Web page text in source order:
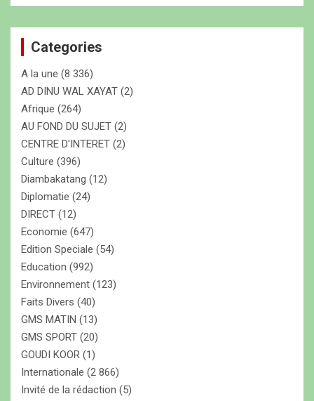
e
c
h
e
r
Categories
A la une (8 336)
AD DINU WAL XAYAT (2)
Afrique (264)
AU FOND DU SUJET (2)
CENTRE D'INTERET (2)
Culture (396)
Diambakatang (12)
Diplomatie (24)
DIRECT (12)
Economie (647)
Edition Speciale (54)
Education (992)
Environnement (123)
Faits Divers (40)
GMS MATIN (13)
GMS SPORT (20)
GOUDI KOOR (1)
Internationale (2 866)
Invité de la rédaction (5)